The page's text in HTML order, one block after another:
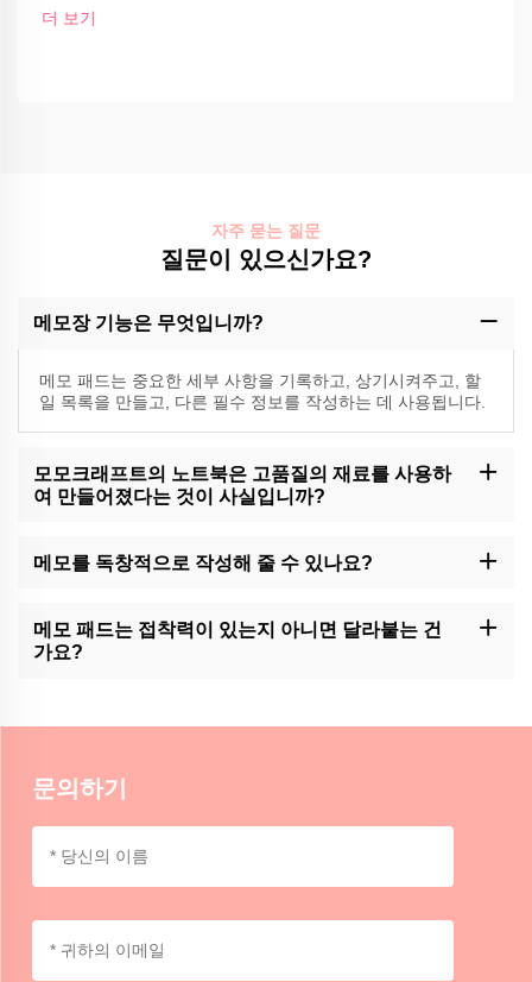
더 보기
자주 묻는 질문
질문이 있으신가요?
메모장 기능은 무엇입니까?
메모 패드는 중요한 세부 사항을 기록하고, 상기시켜주고, 할
일 목록을 만들고, 다른 필수 정보를 작성하는 데 사용됩니다.
모모크래프트의 노트북은 고품질의 재료를 사용하
여 만들어졌다는 것이 사실입니까?
문가입니다.
메모를 독창적으로 작성해 줄 수 있나요?
세한 내용은 고객 지원에 문의하세요.
메모 패드는 접착력이 있는지 아니면 달라붙는 건
가요?
문의하기